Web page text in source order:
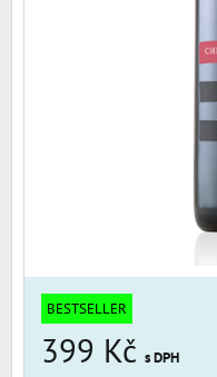
BESTSELLER
399 Kč s DPH